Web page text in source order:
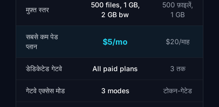
मुफ़्त स्तर
500 files, 1 GB,
2 GB bw
500 फ़ाइलें,
1 GB
सबसे कम पेड
प्लान
$5/mo $20/माह
डेडिकेटेड गेटवे All paid plans 3 तक
गेटवे एक्सेस मोड 3 modes टोकन-गेटेड